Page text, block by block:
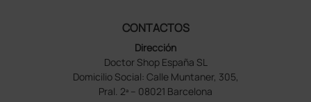
CONTACTOS
Dirección
Doctor Shop España SL
Domicilio Social: Calle Muntaner, 305,
Pral. 2ª – 08021 Barcelona